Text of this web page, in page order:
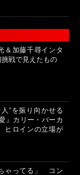
＆加藤千尋インタ
戦で見えたもの
”を振り向かせる
』カリー・バーカ
ロインの立場が
ゃってる」 コン